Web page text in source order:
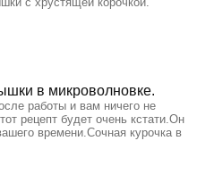
в микроволновке.
работы и вам ничего не
рецепт будет очень кстати.Он
времени.Сочная курочка в